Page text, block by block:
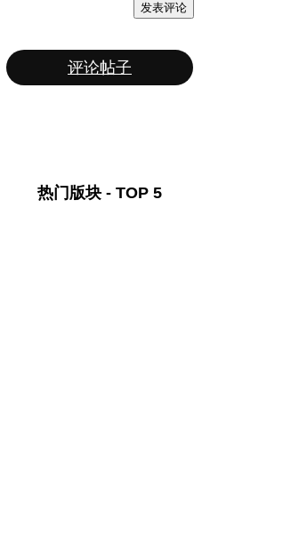
发表评论
评论帖子
热门版块 - TOP 5